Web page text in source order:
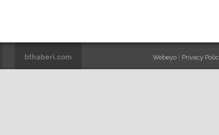
bthaberi.com Webeyo| Privacy